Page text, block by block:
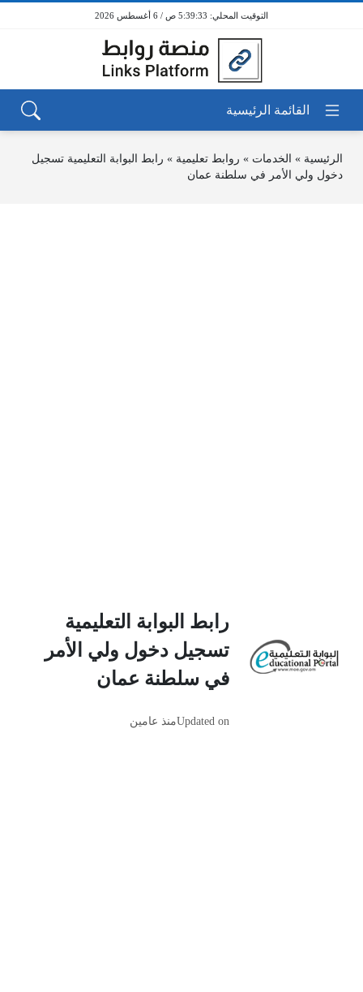
5:39:33 ص / 6 أغسطس 2026
الرئيسية » الخدمات » روابط تعليمية » رابط البوابة التعليمية تسجيل
دخول ولي الأمر في سلطنة عمان
رابط البوابة التعليمية
تسجيل دخول ولي الأمر
في سلطنة عمان
Updated onمنذ عامين